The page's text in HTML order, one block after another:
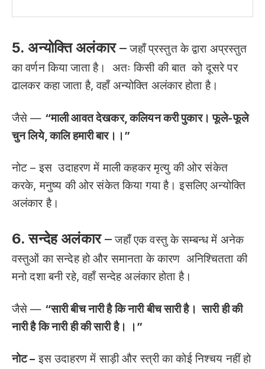
5. अन्योक्ति अलंकार–जहाँ प्रस्तुत के द्वारा अप्रस्तुत
का वर्णन किया जाता है। अतः किसी की बात को दूसरे पर
ढालकर कहा जाता है, वहाँ अन्योक्ति अलंकार होता है।
जैसे — “माली आवत देखकर, कलियन करी पुकार। फूले-फूले
चुन लिये, कालि हमारी बार।।”
नोट – इस उदाहरण में माली कहकर मृत्यु की ओर संकेत
करके, मनुष्य की ओर संकेत किया गया है। इसलिए अन्योक्ति
अलंकार है।
6. सन्देह अलंकार–जहाँ एक वस्तु के सम्बन्ध में अनेक
वस्तुओं का सन्देह हो और समानता के कारण अनिश्चितता की
मनो दशा बनी रहे, वहाँ सन्देह अलंकार होता है।
जैसे — “सारी बीच नारी है कि नारी बीच सारी है। सारी ही की
नारी है कि नारी ही की सारी है। ।”
नोट – इस उदाहरण में साड़ी और स्त्री का कोई निश्चय नहीं हो